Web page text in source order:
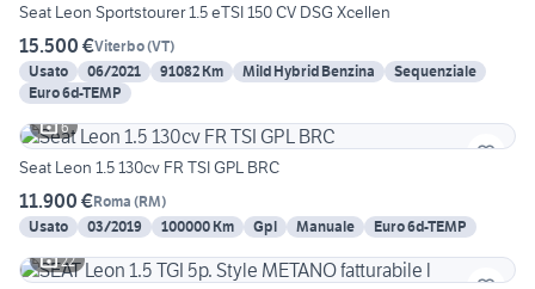
Seat Leon Sportstourer 1.5 eTSI 150 CV DSG Xcellen
15.500 €Viterbo(VT)
Usato
06/2021 91082 Km Mild Hybrid Benzina
Sequenziale
Euro 6d-TEMP
6
Seat Leon 1.5 130cv FR TSI GPL BRC
11.900 €Roma (RM)
Usato
03/2019 100000 Km Gpl Manuale
Euro 6d-TEMP
22